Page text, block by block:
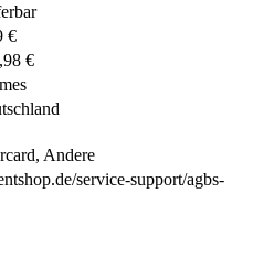
€
€
Andere
service-support/agbs-